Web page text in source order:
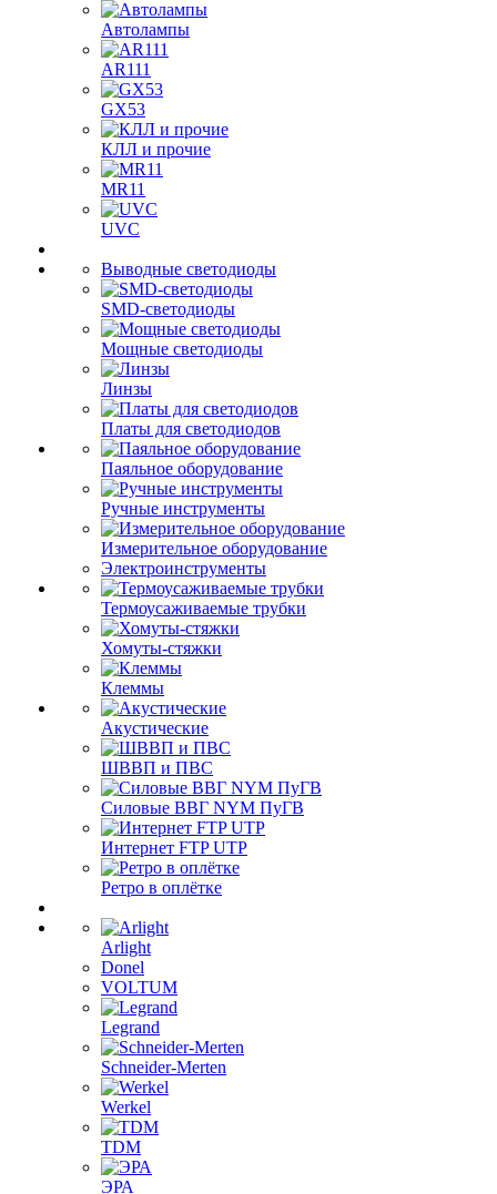
Автолампы
AR111
GX53
КЛЛ и прочие
MR11
UVC
Выводные светодиоды
SMD-светодиоды
Мощные светодиоды
Линзы
Платы для светодиодов
Паяльное оборудование
Ручные инструменты
Измерительное оборудование
Электроинструменты
Термоусаживаемые трубки
Хомуты-стяжки
Клеммы
Акустические
ШВВП и ПВС
Силовые ВВГ NYM ПуГВ
Интернет FTP UTP
Ретро в оплётке
Arlight
Donel
VOLTUM
Legrand
Schneider-Merten
Werkel
TDM
ЭРА